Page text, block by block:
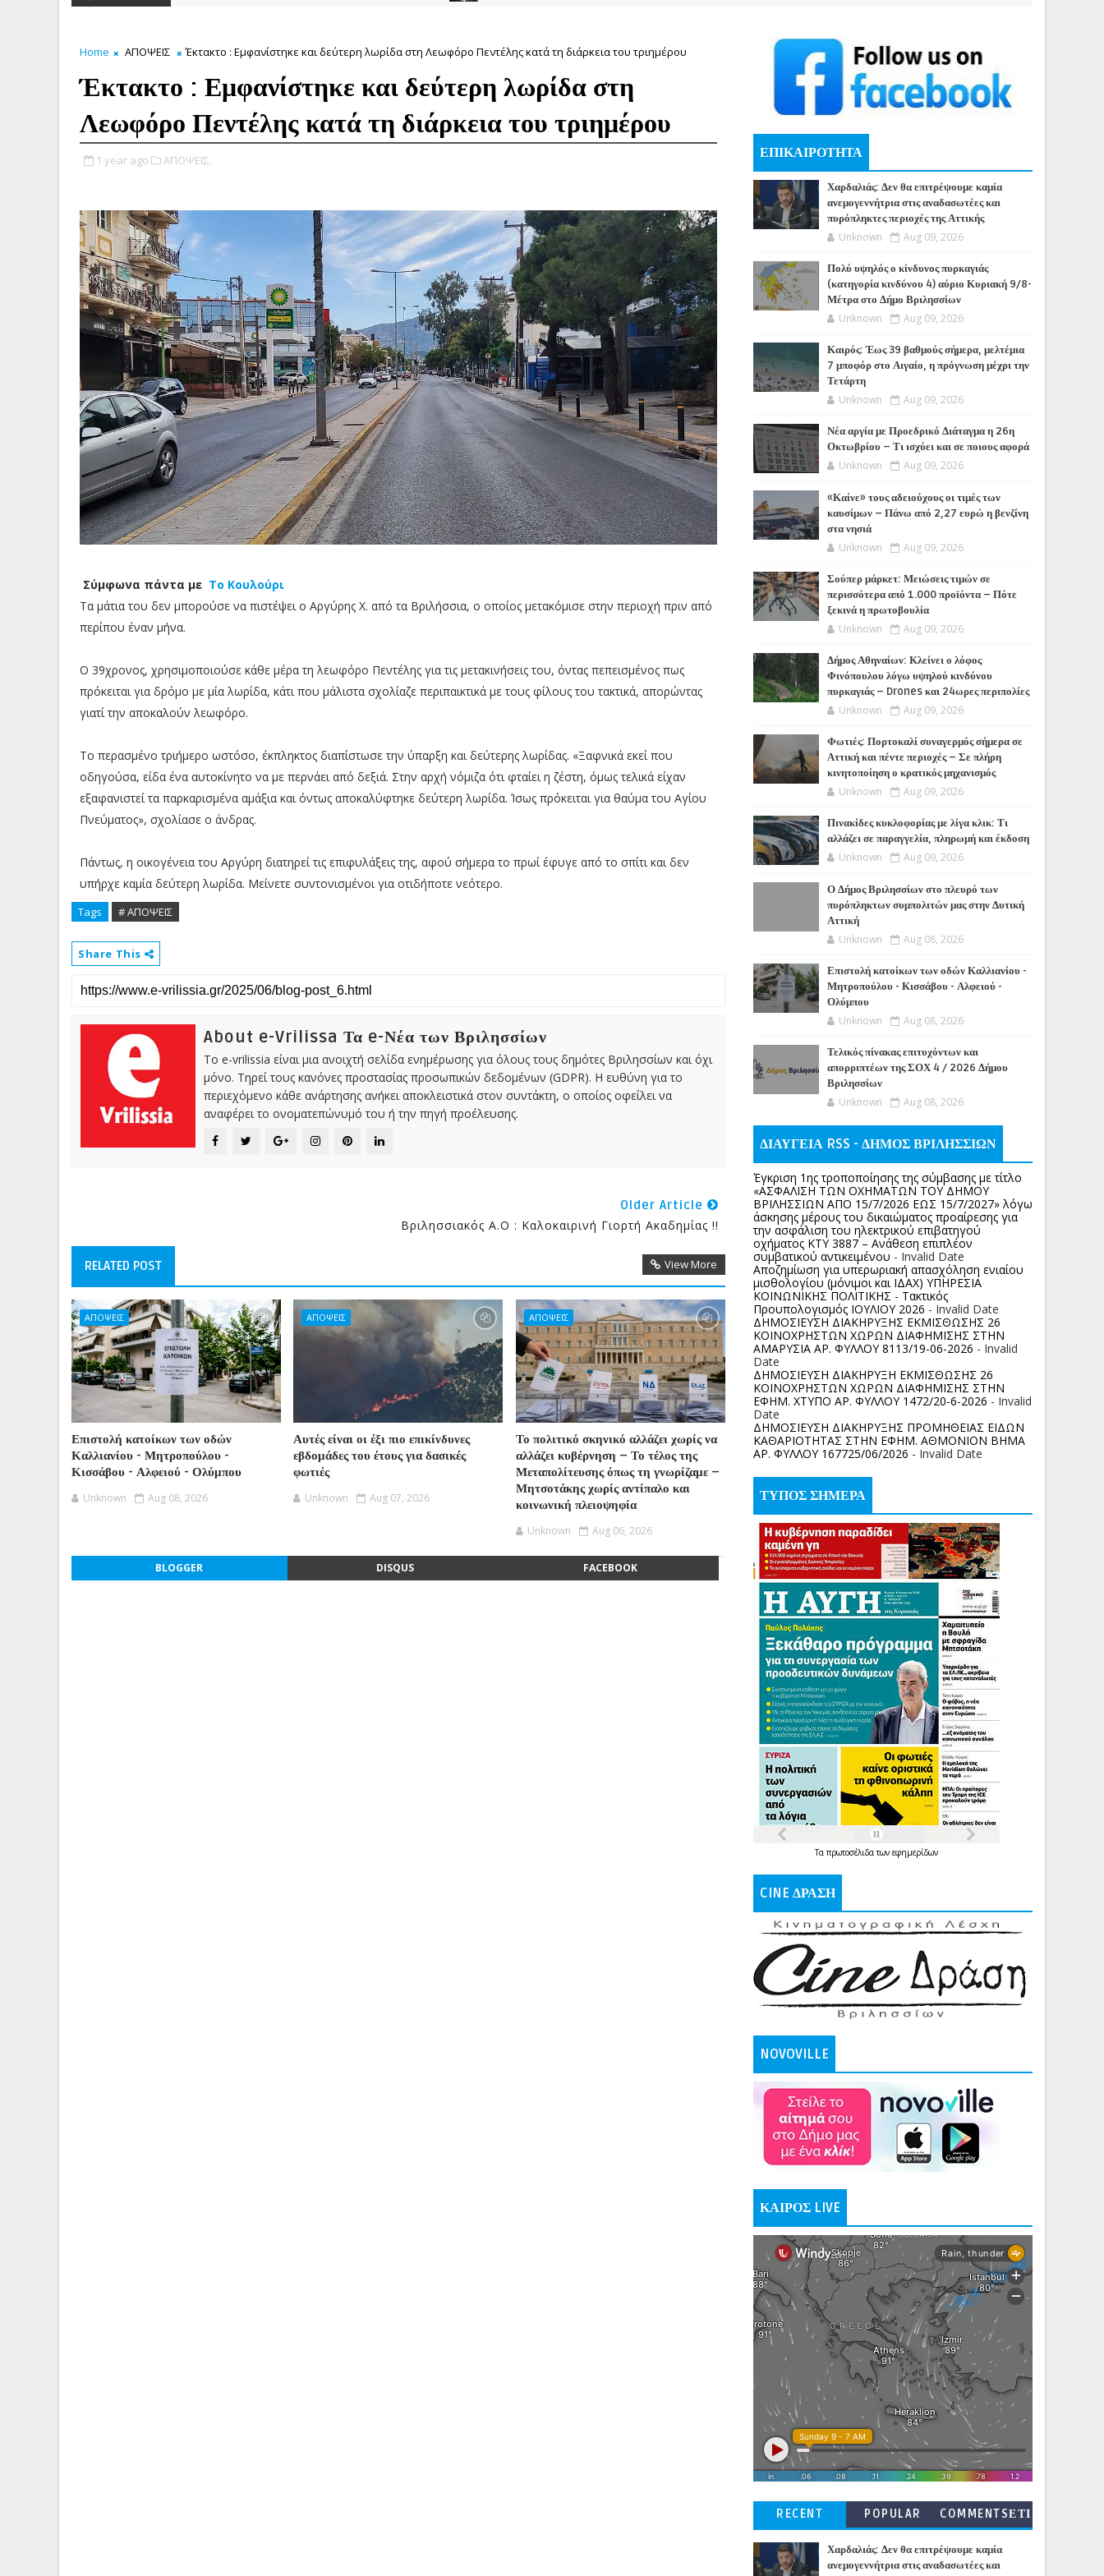
Home ΑΠΟΨΕΙΣ Έκτακτο : Εμφανίστηκε και δεύτερη λωρίδα στη Λεωφόρο Πεντέλης κατά τη διάρκεια του τριημέρου
Έκτακτο : Εμφανίστηκε και δεύτερη λωρίδα στη
Λεωφόρο Πεντέλης κατά τη διάρκεια του τριημέρου
1 year ago ΑΠΟΨΕΙΣ,
Σύμφωνα πάντα με Το Κουλούρι
Τα μάτια του δεν μπορούσε να πιστέψει ο Αργύρης Χ. από τα Βριλήσσια, ο οποίος μετακόμισε στην περιοχή πριν από
περίπου έναν μήνα.
Ο 39χρονος, χρησιμοποιούσε κάθε μέρα τη λεωφόρο Πεντέλης για τις μετακινήσεις του, όντας πεπεισμένος πως
πρόκειται για δρόμο με μία λωρίδα, κάτι που μάλιστα σχολίαζε περιπαικτικά με τους φίλους του τακτικά, απορώντας
γιατί την αποκαλούν λεωφόρο.
Το περασμένο τριήμερο ωστόσο, έκπληκτος διαπίστωσε την ύπαρξη και δεύτερης λωρίδας. «Ξαφνικά εκεί που
οδηγούσα, είδα ένα αυτοκίνητο να με περνάει από δεξιά. Στην αρχή νόμιζα ότι φταίει η ζέστη, όμως τελικά είχαν
εξαφανιστεί τα παρκαρισμένα αμάξια και όντως αποκαλύφτηκε δεύτερη λωρίδα. Ίσως πρόκειται για θαύμα του Αγίου
Πνεύματος», σχολίασε ο άνδρας.
Πάντως, η οικογένεια του Αργύρη διατηρεί τις επιφυλάξεις της, αφού σήμερα το πρωί έφυγε από το σπίτι και δεν
υπήρχε καμία δεύτερη λωρίδα. Μείνετε συντονισμένοι για οτιδήποτε νεότερο.
Tags # ΑΠΟΨΕΙΣ
Share This
About e-Vrilissa Τα e-Νέα των Βριλησσίων
Το e-vrilissia είναι μια ανοιχτή σελίδα ενημέρωσης για όλους τους δημότες Βριλησσίων και όχι
μόνο. Τηρεί τους κανόνες προστασίας προσωπικών δεδομένων (GDPR). Η ευθύνη για το
περιεχόμενο κάθε ανάρτησης ανήκει αποκλειστικά στον συντάκτη, ο οποίος οφείλει να
αναφέρει το ονοματεπώνυμό του ή την πηγή προέλευσης.
Older Article
Βριλησσιακός Α.Ο : Καλοκαιρινή Γιορτή Ακαδημίας !!
RELATED POST View More
ΑΠΟΨΕΙΣ
Επιστολή κατοίκων των οδών
Καλλιανίου - Μητροπούλου -
Κισσάβου - Αλφειού - Ολύμπου
Unknown Aug 08, 2026
ΑΠΟΨΕΙΣ
Αυτές είναι οι έξι πιο επικίνδυνες
εβδομάδες του έτους για δασικές
φωτιές
Unknown Aug 07, 2026
ΑΠΟΨΕΙΣ
Το πολιτικό σκηνικό αλλάζει χωρίς να
αλλάζει κυβέρνηση – Το τέλος της
Μεταπολίτευσης όπως τη γνωρίζαμε –
Μητσοτάκης χωρίς αντίπαλο και
κοινωνική πλειοψηφία
Unknown Aug 06, 2026
BLOGGER DISQUS FACEBOOK
ΕΠΙΚΑΙΡΟΤΗΤΑ
Χαρδαλιάς: Δεν θα επιτρέψουμε καμία
ανεμογεννήτρια στις αναδασωτέες και
πυρόπληκτες περιοχές της Αττικής
Unknown Aug 09, 2026
Πολύ υψηλός ο κίνδυνος πυρκαγιάς
(κατηγορία κινδύνου 4) αύριο Κυριακή 9/8-
Μέτρα στο Δήμο Βριλησσίων
Unknown Aug 09, 2026
Καιρός: Έως 39 βαθμούς σήμερα, μελτέμια
7 μποφόρ στο Αιγαίο, η πρόγνωση μέχρι την
Τετάρτη
Unknown Aug 09, 2026
Νέα αργία με Προεδρικό Διάταγμα η 26η
Οκτωβρίου – Τι ισχύει και σε ποιους αφορά
Unknown Aug 09, 2026
«Καίνε» τους αδειούχους οι τιμές των
καυσίμων – Πάνω από 2,27 ευρώ η βενζίνη
στα νησιά
Unknown Aug 09, 2026
Σούπερ μάρκετ: Μειώσεις τιμών σε
περισσότερα από 1.000 προϊόντα – Πότε
ξεκινά η πρωτοβουλία
Unknown Aug 09, 2026
Δήμος Αθηναίων: Κλείνει ο λόφος
Φινόπουλου λόγω υψηλού κινδύνου
πυρκαγιάς – Drones και 24ωρες περιπολίες
Unknown Aug 09, 2026
Φωτιές: Πορτοκαλί συναγερμός σήμερα σε
Αττική και πέντε περιοχές – Σε πλήρη
κινητοποίηση ο κρατικός μηχανισμός
Unknown Aug 09, 2026
Πινακίδες κυκλοφορίας με λίγα κλικ: Τι
αλλάζει σε παραγγελία, πληρωμή και έκδοση
Unknown Aug 09, 2026
Ο Δήμος Βριλησσίων στο πλευρό των
πυρόπληκτων συμπολιτών μας στην Δυτική
Αττική
Unknown Aug 08, 2026
Επιστολή κατοίκων των οδών Καλλιανίου -
Μητροπούλου - Κισσάβου - Αλφειού -
Ολύμπου
Unknown Aug 08, 2026
Τελικός πίνακας επιτυχόντων και
απορριπτέων της ΣΟΧ 4 / 2026 Δήμου
Βριλησσίων
Unknown Aug 08, 2026
ΔΙΑΥΓΕΙΑ RSS - ΔΗΜΟΣ ΒΡΙΛΗΣΣΙΩΝ
Έγκριση 1ης τροποποίησης της σύμβασης με τίτλο
«ΑΣΦΑΛΙΣΗ ΤΩΝ ΟΧΗΜΑΤΩΝ ΤΟΥ ΔΗΜΟΥ
ΒΡΙΛΗΣΣΙΩΝ ΑΠΟ 15/7/2026 ΕΩΣ 15/7/2027» λόγω
άσκησης μέρους του δικαιώματος προαίρεσης για
την ασφάλιση του ηλεκτρικού επιβατηγού
οχήματος ΚΤΥ 3887 – Ανάθεση επιπλέον
συμβατικού αντικειμένου - Invalid Date
Αποζημίωση για υπερωριακή απασχόληση ενιαίου
μισθολογίου (μόνιμοι και ΙΔΑΧ) ΥΠΗΡΕΣΙΑ
ΚΟΙΝΩΝΙΚΗΣ ΠΟΛΙΤΙΚΗΣ - Τακτικός
Προυπολογισμός ΙΟΥΛΙΟΥ 2026 - Invalid Date
ΔΗΜΟΣΙΕΥΣΗ ΔΙΑΚΗΡΥΞΗΣ ΕΚΜΙΣΘΩΣΗΣ 26
ΚΟΙΝΟΧΡΗΣΤΩΝ ΧΩΡΩΝ ΔΙΑΦΗΜΙΣΗΣ ΣΤΗΝ
ΑΜΑΡΥΣΙΑ ΑΡ. ΦΥΛΛΟΥ 8113/19-06-2026 - Invalid
Date
ΔΗΜΟΣΙΕΥΣΗ ΔΙΑΚΗΡΥΞΗ ΕΚΜΙΣΘΩΣΗΣ 26
ΚΟΙΝΟΧΡΗΣΤΩΝ ΧΩΡΩΝ ΔΙΑΦΗΜΙΣΗΣ ΣΤΗΝ
ΕΦΗΜ. ΧΤΥΠΟ ΑΡ. ΦΥΛΛΟΥ 1472/20-6-2026 - Invalid
Date
ΔΗΜΟΣΙΕΥΣΗ ΔΙΑΚΗΡΥΞΗΣ ΠΡΟΜΗΘΕΙΑΣ ΕΙΔΩΝ
ΚΑΘΑΡΙΟΤΗΤΑΣ ΣΤΗΝ ΕΦΗΜ. ΑΘΜΟΝΙΟΝ ΒΗΜΑ
ΑΡ. ΦΥΛΛΟΥ 167725/06/2026 - Invalid Date
ΤΥΠΟΣ ΣΗΜΕΡΑ
Τα πρωτοσέλιδατων εφημερίδων
CINE ΔΡΑΣΗ
NOVOVILLE
ΚΑΙΡΟΣ LIVE
RECENT POPULAR
COMMENTSΕΤΙ
Χαρδαλιάς: Δεν θα επιτρέψουμε καμία
ανεμογεννήτρια στις αναδασωτέες και